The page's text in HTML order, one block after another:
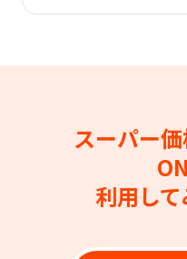
スーパー
利用し